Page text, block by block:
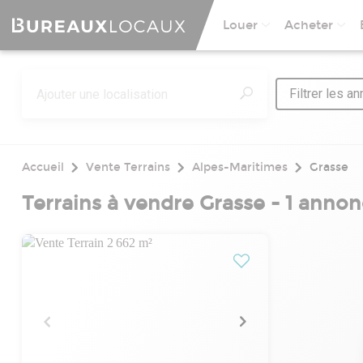
Louer Acheter
Filtrer les
Accueil Vente Terrains Alpes-Maritimes Grasse
Terrains à vendre Grasse - 1